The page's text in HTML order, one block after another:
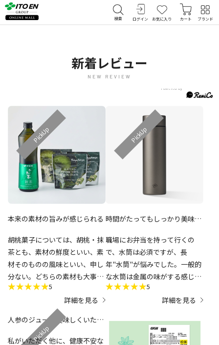
検索 ログイン お気に入り カート ブランド
新着レビュー
NEW REVIEW
本来の素材の旨みが感じられる
胡桃菓子については、胡桃・抹
茶とも、素材の鮮度といい、素
材そのものの風味といい、申し
分ない。どちらの素材も大事に
扱わないと…独特の雑味が出て
しまい味を落とすけれど、この
商品には一切そういった嫌味が
なく、本来の味が楽しめた。作
り手の細心の取組みが感じられ
5
詳細を見る
時間がたってもしっかり美味し
職場にお弁当を持って行くの
で、水筒は必須ですが、長
年"水筒"が悩みでした。一般的
な水筒は金属の味がする感じ
で、プラスチックは、温度が保
てない、魔法瓶は重い割れると
味が変わらず(私の使用時間は6
時間位)納得です！お茶こしの
5
詳細を見る
人参のジュース美味しくいただ
きました
私がいただく他に、健康不安な